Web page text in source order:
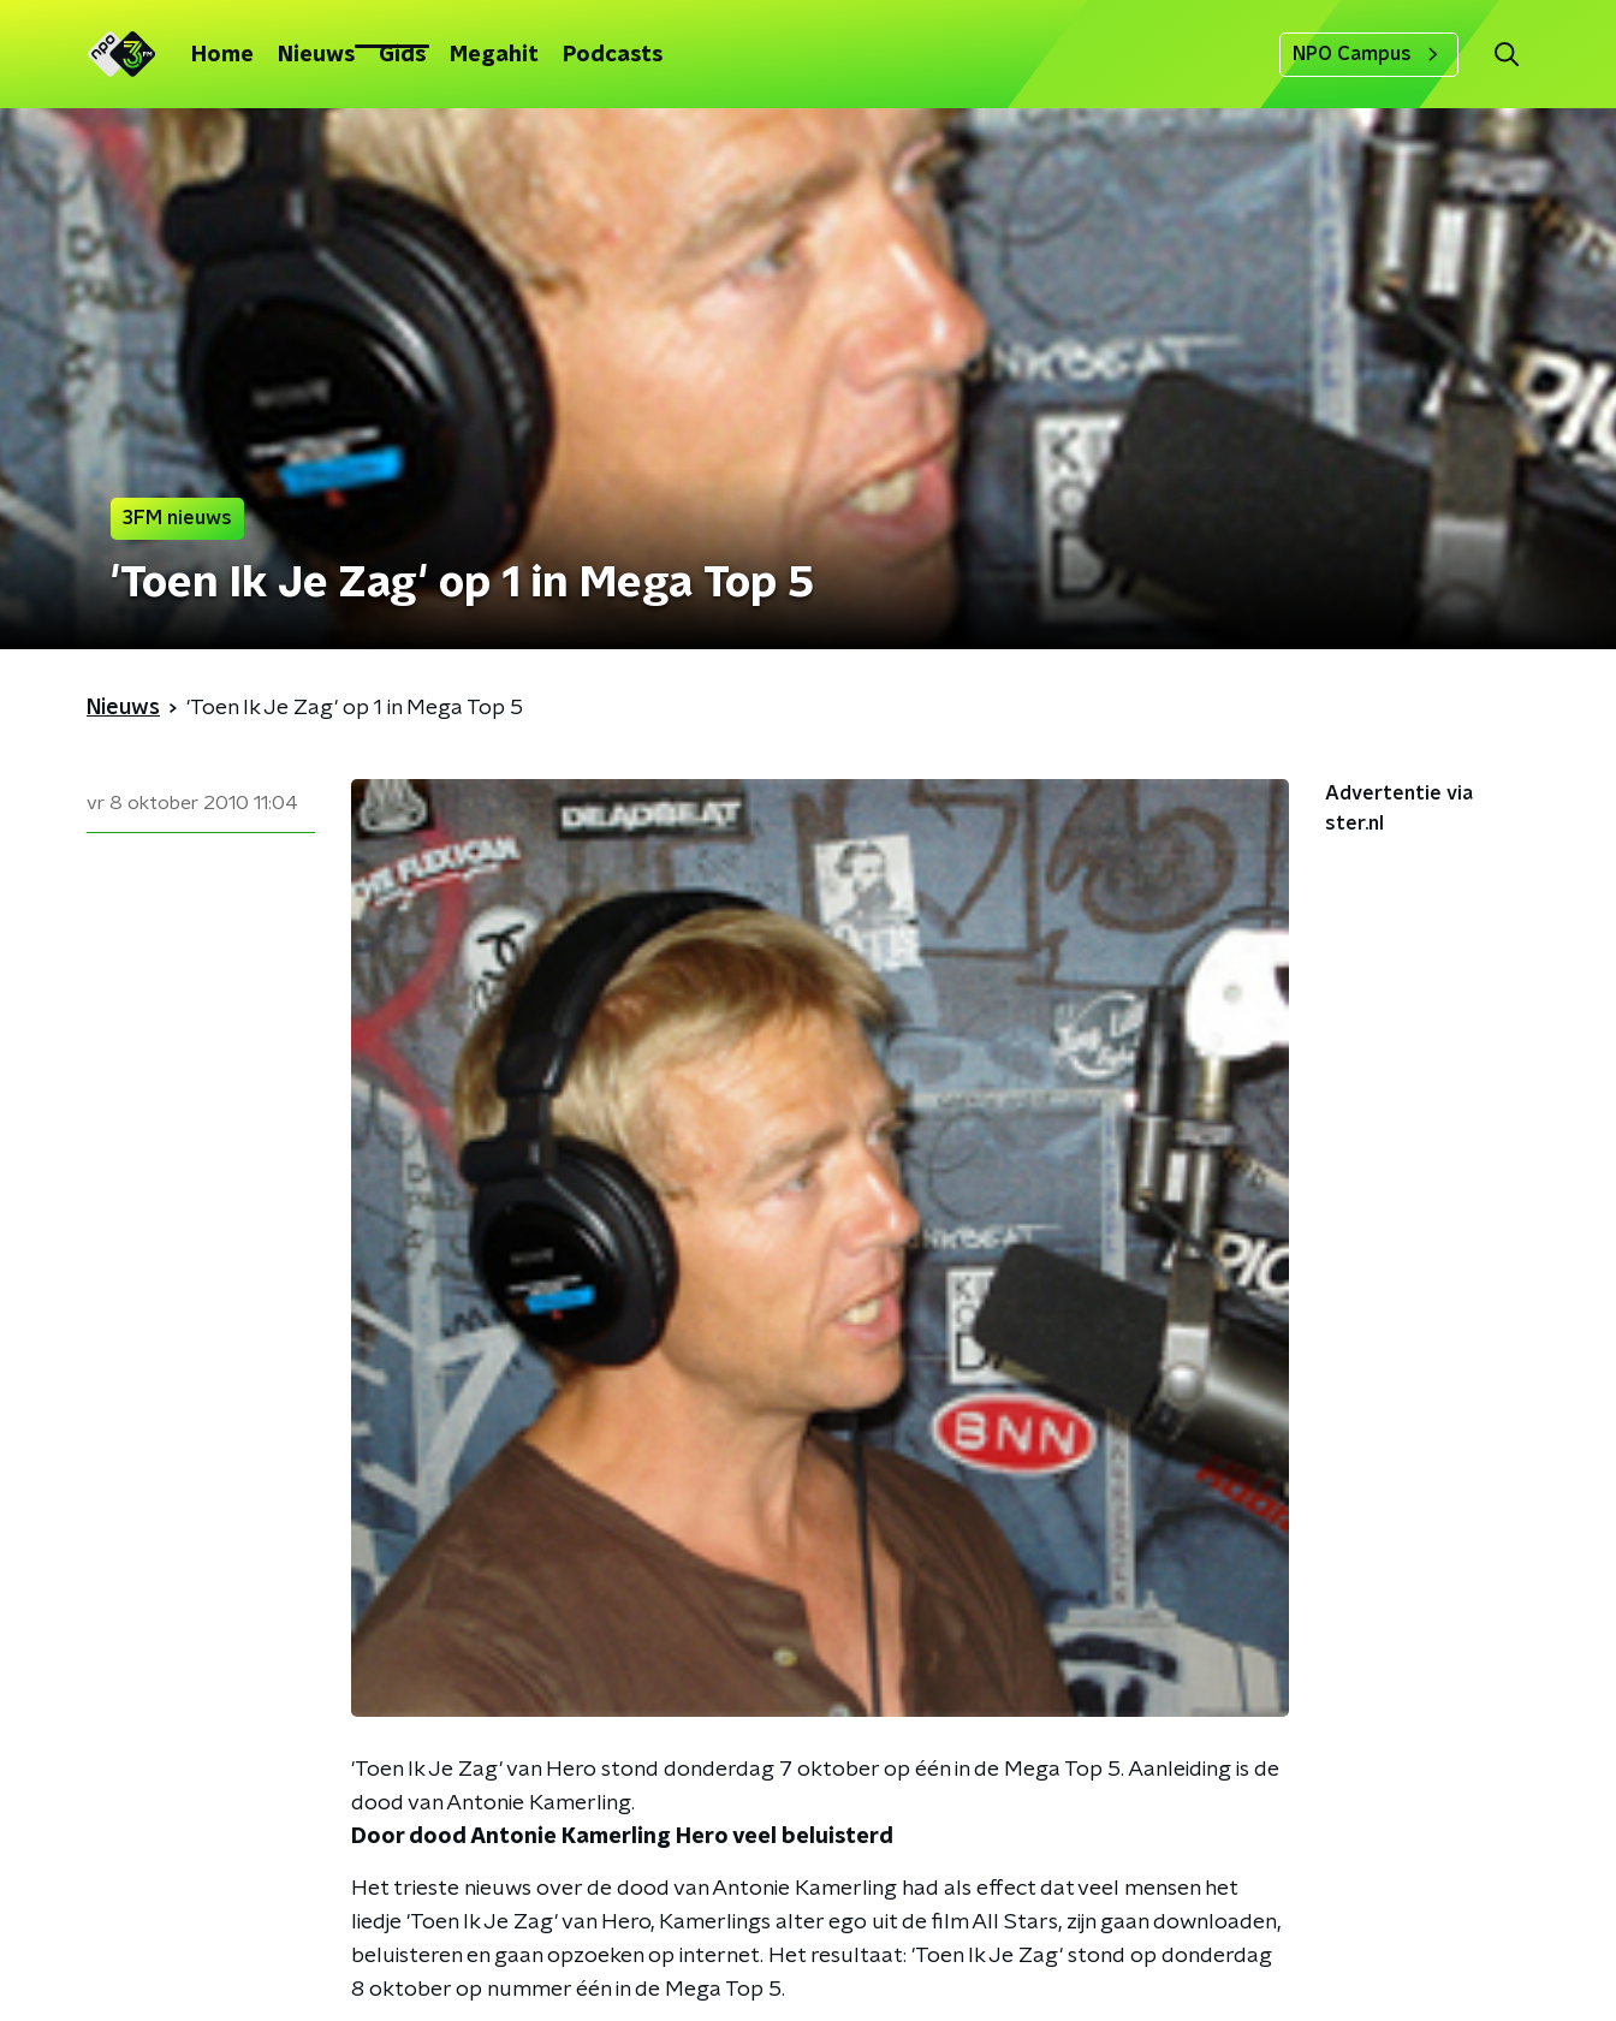
Home Nieuws Gids Megahit Podcasts NPO Campus
3FM nieuws
'Toen Ik Je Zag' op 1 in Mega Top 5
Nieuws 'Toen Ik Je Zag' op 1 in Mega Top 5
vr 8 oktober 2010 11:04
'Toen Ik Je Zag' van Hero stond donderdag 7 oktober op één in de Mega Top 5. Aanleiding is de
dood van Antonie Kamerling.
Door dood Antonie Kamerling Hero veel beluisterd
Het trieste nieuws over de dood van Antonie Kamerling had als effect dat veel mensen het
liedje 'Toen Ik Je Zag' van Hero, Kamerlings alter ego uit de film All Stars, zijn gaan downloaden,
beluisteren en gaan opzoeken op internet. Het resultaat: 'Toen Ik Je Zag' stond op donderdag
8 oktober op nummer één in de Mega Top 5.
Advertentie via
ster.nl